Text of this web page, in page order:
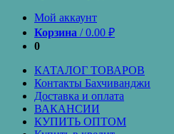
Мой аккаунт
Корзина /0.00 ₽
0
КАТАЛОГ ТОВАРОВ
Контакты Бахчиванджи
Доставка и оплата
ВАКАНСИИ
КУПИТЬ ОПТОМ